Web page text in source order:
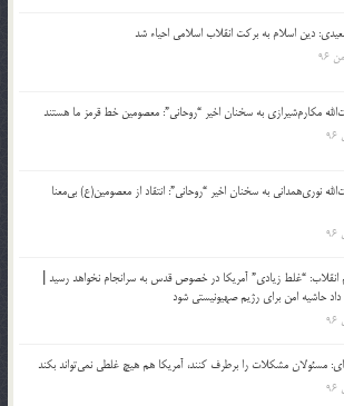
دین اسلام به برکت انقلاب اسلامی احیاء شد
مکارم‌شیرازی به سخنان اخیر “روحانی”: معصومین خط قرمز ما هستند
نوری‌همدانی به سخنان اخیر “روحانی”: انتقاد از معصومین(ع) بی‌معنا
انقلاب: “غلط زیادی” آمریکا در خصوص قدس به سرانجام نخواهد رسید |
داد حاشیه امن برای رژیم صهیونیستی شود
مسئولان مشکلات را برطرف کنند، آمریکا هم هیچ غلطی نمی‌تواند بکند